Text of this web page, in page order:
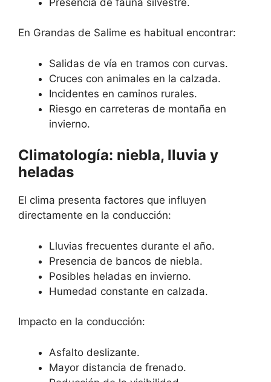
En Grandas de Salime es habitual encontrar:
Salidas de vía en tramos con curvas.
Cruces con animales en la calzada.
Incidentes en caminos rurales.
Riesgo en carreteras de montaña en
invierno.
Climatología: niebla, lluvia y
heladas
El clima presenta factores que influyen
directamente en la conducción:
Lluvias frecuentes durante el año.
Presencia de bancos de niebla.
Posibles heladas en invierno.
Humedad constante en calzada.
Impacto en la conducción:
Asfalto deslizante.
Mayor distancia de frenado.